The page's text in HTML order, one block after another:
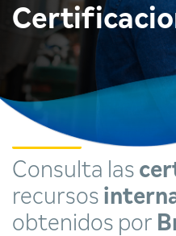
Consulta las
recursos
obtenidos por